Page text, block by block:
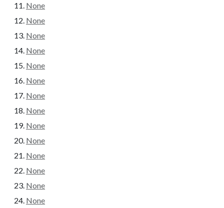
None
None
None
None
None
None
None
None
None
None
None
None
None
None